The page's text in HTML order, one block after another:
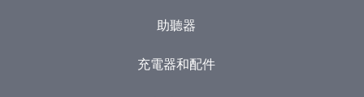
助聽器
充電器和配件